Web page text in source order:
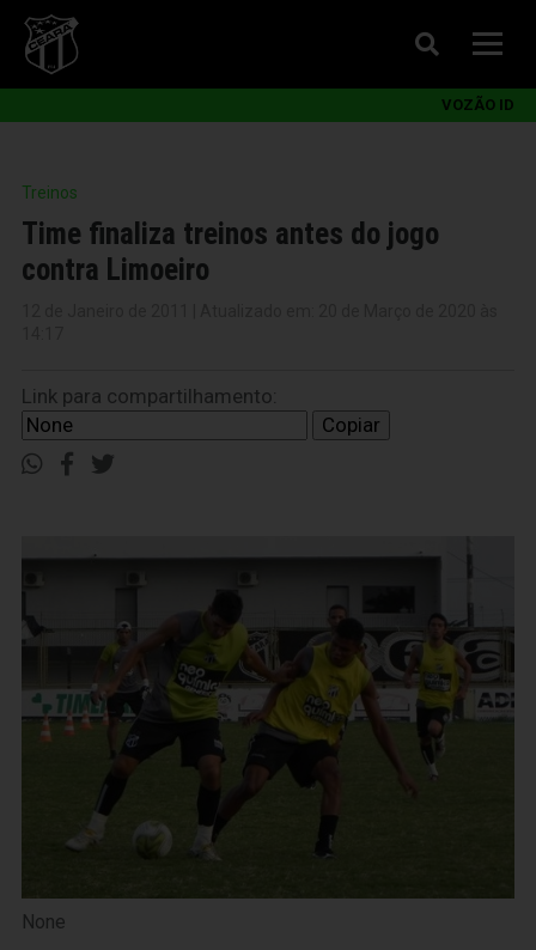
VOZÃO ID
Treinos
Time finaliza treinos antes do jogo
contra Limoeiro
Link para compartilhamento:
Copiar
None